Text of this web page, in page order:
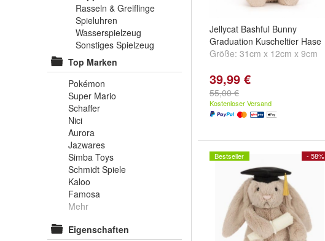
Rasseln & Greiflinge
Spieluhren
Wasserspielzeug
Sonstiges Spielzeug
Top Marken
Pokémon
Super Mario
Schaffer
Nici
Aurora
Jazwares
Simba Toys
Schmidt Spiele
Kaloo
Famosa
Mehr
Eigenschaften
Jellycat Bashful Bunny
Graduation Kuscheltier Hase
Größe: 31cm x 12cm x 9cm
39,99 €
55,00 €
Kostenloser Versand
- 58%
Bestseller